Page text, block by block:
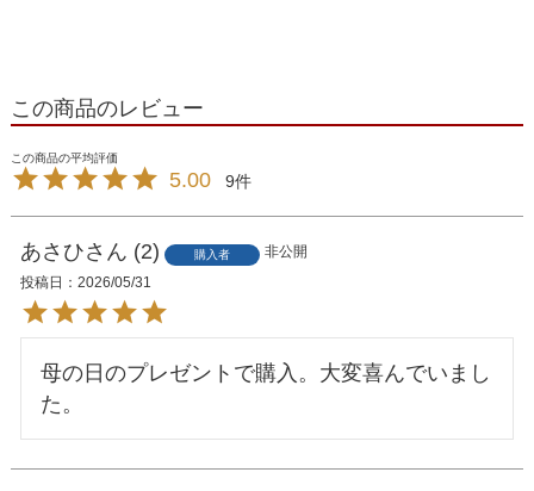
この商品のレビュー
5.00 9
あさひ 2 購入者
非公開
投稿日
2026/05/31
母の日のプレゼントで購入。大変喜んでいまし
た。